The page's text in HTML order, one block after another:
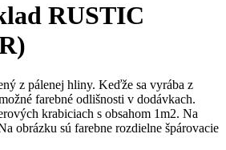
RUSTIC
z pálenej hliny. Keďže sa vyrába z
farebné odlišnosti v dodávkach.
krabiciach s obsahom 1m2. Na
obrázku sú farebne rozdielne špárovacie